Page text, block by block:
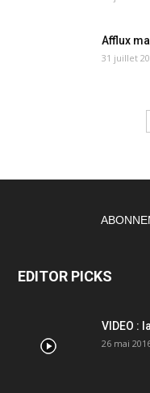
Afflux
31 juillet
EDITOR PICKS
VIDEO :
26 mai